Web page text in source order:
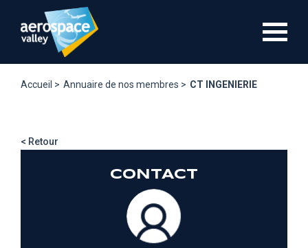
contenu
Accueil > Annuaire de nos membres > CT INGENIERIE
< Retour
CONTACT